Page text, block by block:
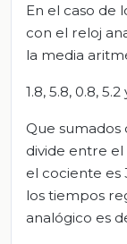
En el caso de
con el reloj
la media
1.8, 5.8, 0.8, 5.2
Que sumados
divide entre el
el cociente es
los tiempos
analógico es